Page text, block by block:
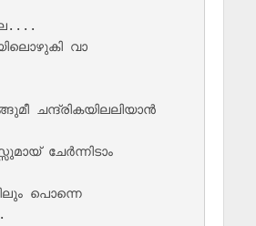
വാ
ചന്ദ്രികയിലലിയാൻ
ചേർന്നിടാം
പൊന്നെ